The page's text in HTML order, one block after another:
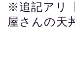
※追記アリ
屋さんの天